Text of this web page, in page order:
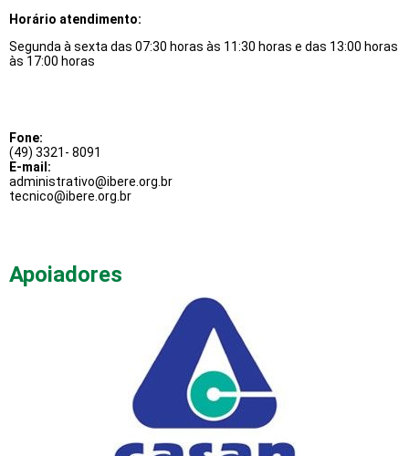
Horário atendimento:
Segunda à sexta das 07:30 horas às 11:30 horas e das 13:00 horas
às 17:00 horas
Fone:
(49) 3321- 8091
E-mail:
administrativo@ibere.org.br
tecnico@ibere.org.br
Apoiadores